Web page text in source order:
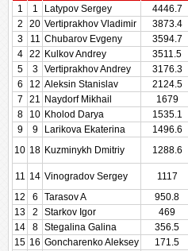
1
1 Latypov Sergey 4446.7
2
20 Vertiprakhov Vladimir 3873.4
3
11 Chubarov Evgeny 3594.7
4
22 Kulkov Andrey 3511.5
5
3 Vertiprakhov Andrey 3176.3
6
12 Aleksin Stanislav 2124.5
7
21 Naydorf Mikhail 1679
8
10 Kholod Darya 1535.1
9
9 Larikova Ekaterina 1496.6
10 18 Kuzminykh Dmitriy 1288.6
11 14 Vinogradov Sergey 1117
12
6 Tarasov A 950.8
13
2 Starkov Igor 469
14
8 Stegalina Galina 356.5
15 16 Goncharenko Aleksey 171.5